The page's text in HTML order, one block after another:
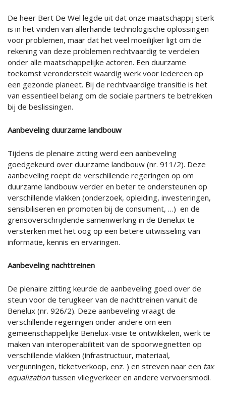
De heer Bert De Wel legde uit dat onze maatschappij sterk
is in het vinden van allerhande technologische oplossingen
voor problemen, maar dat het veel moeilijker ligt om de
rekening van deze problemen rechtvaardig te verdelen
onder alle maatschappelijke actoren. Een duurzame
toekomst veronderstelt waardig werk voor iedereen op
een gezonde planeet. Bij de rechtvaardige transitie is het
van essentieel belang om de sociale partners te betrekken
bij de beslissingen.
Aanbeveling duurzame landbouw
Tijdens de plenaire zitting werd een aanbeveling
goedgekeurd over duurzame landbouw (nr. 911/2). Deze
aanbeveling roept de verschillende regeringen op om
duurzame landbouw verder en beter te ondersteunen op
verschillende vlakken (onderzoek, opleiding, investeringen,
sensibiliseren en promoten bij de consument, …) en de
grensoverschrijdende samenwerking in de Benelux te
versterken met het oog op een betere uitwisseling van
informatie, kennis en ervaringen.
Aanbeveling nachttreinen
De plenaire zitting keurde de aanbeveling goed over de
steun voor de terugkeer van de nachttreinen vanuit de
Benelux (nr. 926/2). Deze aanbeveling vraagt de
verschillende regeringen onder andere om een
gemeenschappelijke Benelux-visie te ontwikkelen, werk te
maken van interoperabiliteit van de spoorwegnetten op
verschillende vlakken (infrastructuur, materiaal,
vergunningen, ticketverkoop, enz. ) en streven naar een tax
equalizationtussen vliegverkeer en andere vervoersmodi.